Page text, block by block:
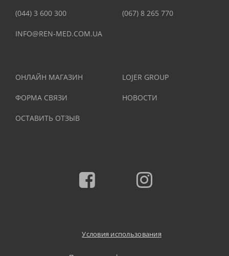
(044) 3 600 300 (067) 8 265 770
INFO@REN-MED.COM.UA
ОНЛАЙН МАГАЗИН LOJER GROUP
ФОРМА СВЯЗИ НОВОСТИ
ОСТАВИТЬ ОТЗЫВ
Facebook Instagram
Условия использования